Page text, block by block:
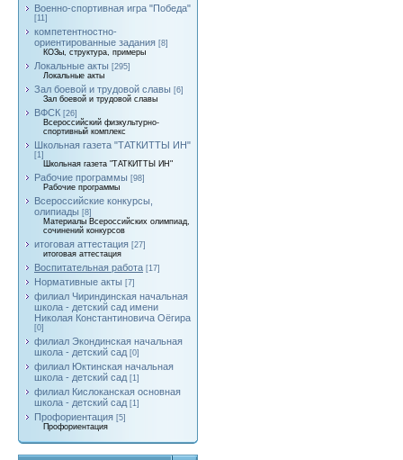
Военно-спортивная игра "Победа"
[11]
компетентностно-
ориентированные задания [8]
КОЗы, структура, примеры
Локальные акты [295]
Локальные акты
Зал боевой и трудовой славы [6]
Зал боевой и трудовой славы
ВФСК [26]
Всероссийский физкультурно-
спортивный комплекс
Школьная газета "ТАТКИТТЫ ИН"
[1]
Школьная газета "ТАТКИТТЫ ИН"
Рабочие программы [98]
Рабочие программы
Всероссийские конкурсы,
олипиады [8]
Материалы Всероссийских олимпиад,
сочинений конкурсов
итоговая аттестация [27]
итоговая аттестация
Воспитательная работа [17]
Нормативные акты [7]
филиал Чириндинская начальная
школа - детский сад имени
Николая Константиновича Оёгира
[0]
филиал Экондинская начальная
школа - детский сад [0]
филиал Юктинская начальная
школа - детский сад [1]
филиал Кислоканская основная
школа - детский сад [1]
Профориентация [5]
Профориентация